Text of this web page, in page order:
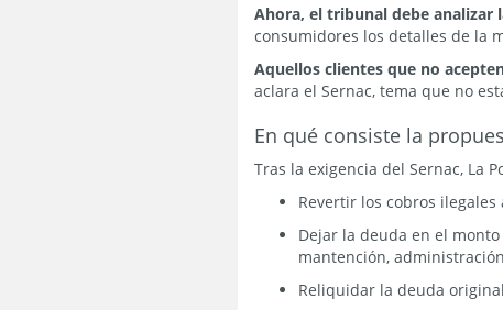
Ahora, el tribunal debe analizar
consumidores los detalles de la
Aquellos clientes que no
aclara el Sernac, tema que no
En qué consiste la
Tras la exigencia del Sernac, La
Revertir los cobros
Dejar la deuda en el
mantención,
Reliquidar la deuda